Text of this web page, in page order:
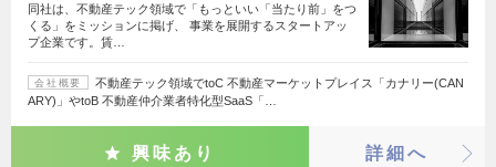
同社は、不動産テック領域で「もっといい「当たり前」をつ
くる」をミッションに掲げ、 事業を展開するスタートアッ
プ企業です。賃…
会社概要
不動産テック領域でtoC 不動産マーケットプレイス「カナリー(CAN
ARY)」やtoB 不動産仲介業者特化型SaaS「…
興味あり 詳細へ